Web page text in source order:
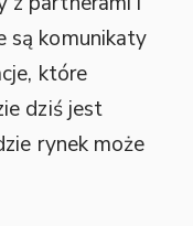
są komunikaty
które
dziś jest
rynek może